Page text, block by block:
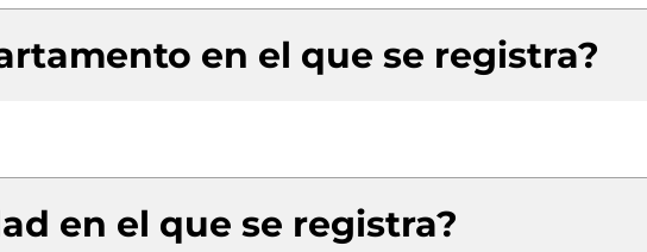
en el que se registra?
en el que se registra?